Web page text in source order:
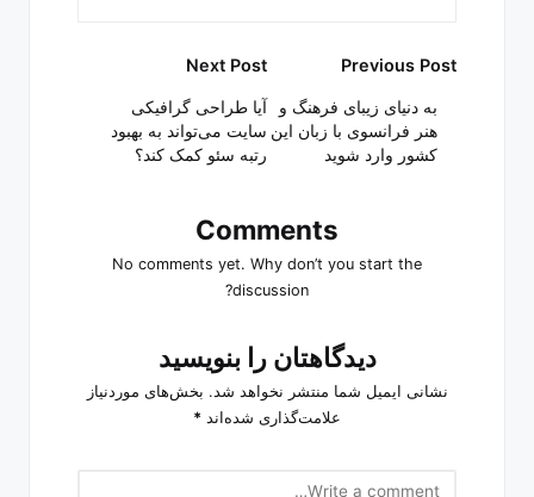
Post
navigation
Previous Post
به دنیای زیبای فرهنگ و
هنر فرانسوی با زبان این
کشور وارد شوید
Next Post
آیا طراحی گرافیکی
سایت می‌تواند به بهبود
رتبه سئو کمک کند؟
Comments
No comments yet. Why don’t you start the
discussion?
دیدگاهتان را بنویسید
نشانی ایمیل شما منتشر نخواهد شد. بخش‌های موردنیاز
علامت‌گذاری شده‌اند *